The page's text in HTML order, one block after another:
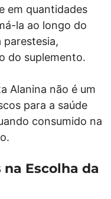
em quantidades
la ao longo do
parestesia,
do suplemento.
Alanina não é um
para a saúde
consumido na
Escolha da